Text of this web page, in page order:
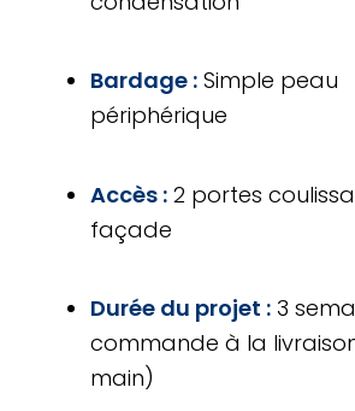
Bardage : Simple peau
périphérique
Accès : 2 portes
façade
Durée du projet : 3
commande à la
main)